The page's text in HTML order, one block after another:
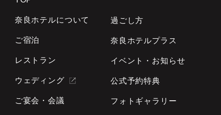
奈良ホテルについて
ご宿泊
レストラン
ウェディング
ご宴会・会議
過ごし方
奈良ホテルプラス
イベント・お知らせ
公式予約特典
フォトギャラリー